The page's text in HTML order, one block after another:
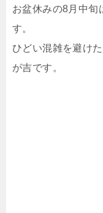
お盆休みの8月中旬
す。
ひどい混雑を避け
が吉です。